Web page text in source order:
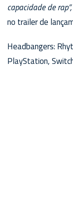
capacidade de rap”,
no trailer de
Headbangers:
PlayStation,